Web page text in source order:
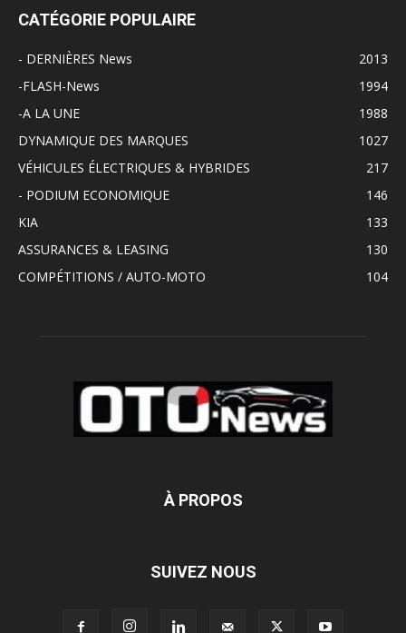
CATÉGORIE POPULAIRE
- DERNIÈRES News
2013
-FLASH-News
1994
-A LA UNE
1988
DYNAMIQUE DES MARQUES
1027
VÉHICULES ÉLECTRIQUES & HYBRIDES
217
- PODIUM ECONOMIQUE
146
KIA
133
ASSURANCES & LEASING
130
COMPÉTITIONS / AUTO-MOTO
104
À PROPOS
SUIVEZ NOUS